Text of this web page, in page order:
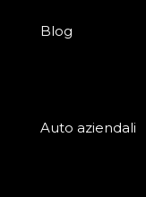
Blog
Auto aziendali